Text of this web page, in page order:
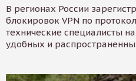
В регионах России
блокировок VPN по
технические специалисты
удобных и